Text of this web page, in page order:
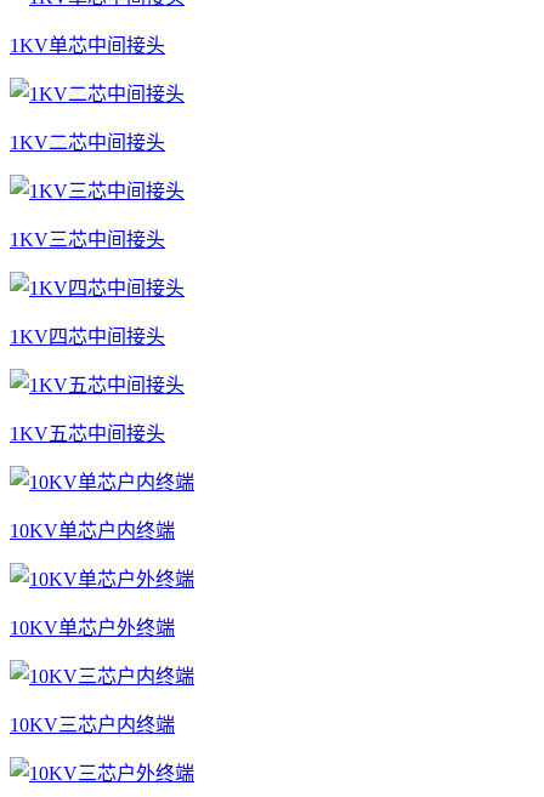
1KV单芯中间接头
1KV二芯中间接头
1KV三芯中间接头
1KV四芯中间接头
1KV五芯中间接头
10KV单芯户内终端
10KV单芯户外终端
10KV三芯户内终端